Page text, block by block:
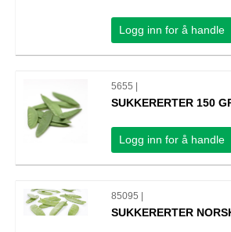
Logg inn for å handle
5655 |
SUKKERERTER 150
Logg inn for å handle
85095 |
SUKKERERTER